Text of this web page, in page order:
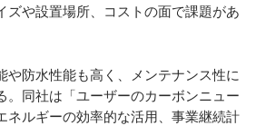
ズや設置場所、コストの面で課題があ
防水性能も高く、メンテナンス性に
。同社は「ユーザーのカーボンニュー
ネルギーの効率的な活用、事業継続計